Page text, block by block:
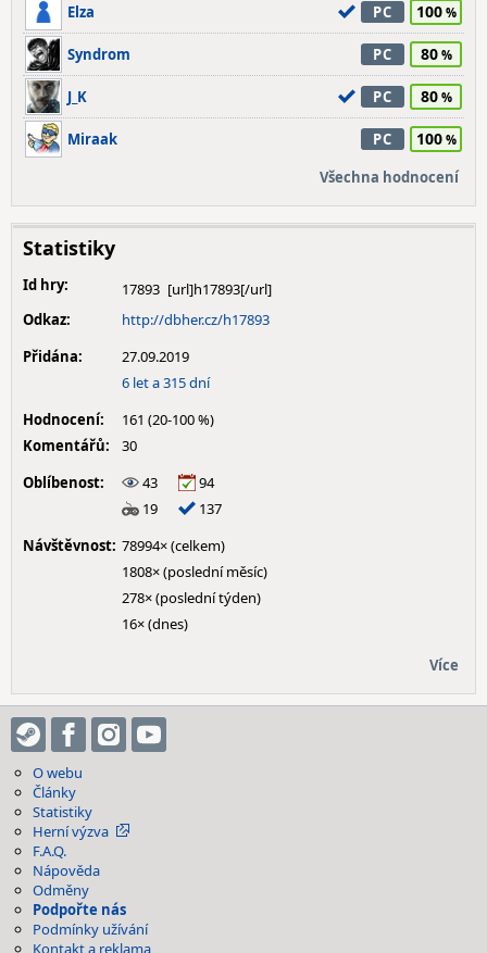
Elza PC 100
Syndrom PC 80
J_K PC 80
Miraak PC 100
Všechna hodnocení
Statistiky
Id hry:
17893
Odkaz:
http://dbher.cz/h17893
Přidána:
27.09.2019
6 let a 315 dní
Hodnocení:
161 (20-100 %)
Komentářů:
30
Oblíbenost:
43
94
19
137
Návštěvnost: 78994× (celkem)
1808× (poslední měsíc)
278× (poslední týden)
16× (dnes)
Více
O webu
Články
Statistiky
Herní výzva
F.A.Q.
Nápověda
Odměny
Podpořte nás
Podmínky užívání
Kontakt a reklama